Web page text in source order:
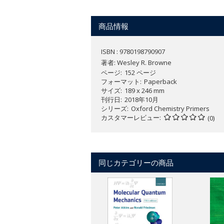
applications throughout the texts
promote understanding.
understanding of these essential
This brand new addition to the
concepts with practical examples of
Online Resources:
For Students:
Multiple-choice questions for self-
​Online tutorials to explain difficult
商品情報
ISBN : 9780198790907
著者: Wesley R. Browne
ページ 152 ページ
フォーマット
Paperback
サイズ 189 x 246 mm
刊行日 2018年10月
シリーズ Oxford Chemistry Primers
カスタマーレビュー
(0)
同じカテゴリーの商品